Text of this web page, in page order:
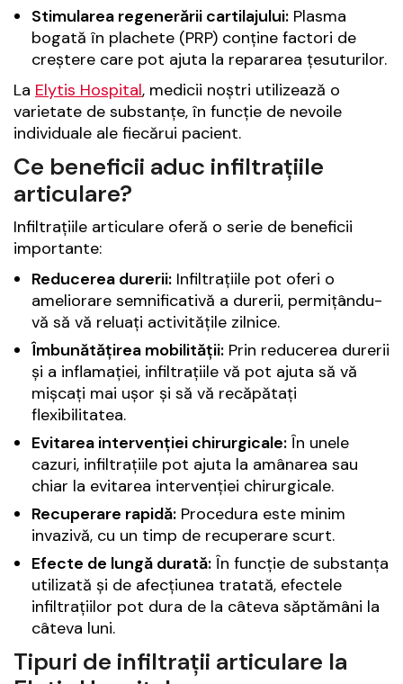
Stimularea regenerării cartilajului: Plasma
bogată în plachete (PRP) conține factori de
creștere care pot ajuta la repararea țesuturilor.
La Elytis Hospital, medicii noștri utilizează o
varietate de substanțe, în funcție de nevoile
individuale ale fiecărui pacient.
Ce beneficii aduc infiltrațiile
articulare?
Infiltrațiile articulare oferă o serie de beneficii
importante:
Reducerea durerii: Infiltrațiile pot oferi o
ameliorare semnificativă a durerii, permițându-
vă să vă reluați activitățile zilnice.
Îmbunătățirea mobilității: Prin reducerea durerii
și a inflamației, infiltrațiile vă pot ajuta să vă
mișcați mai ușor și să vă recăpătați
flexibilitatea.
Evitarea intervenției chirurgicale: În unele
cazuri, infiltrațiile pot ajuta la amânarea sau
chiar la evitarea intervenției chirurgicale.
Recuperare rapidă: Procedura este minim
invazivă, cu un timp de recuperare scurt.
Efecte de lungă durată: În funcție de substanța
utilizată și de afecțiunea tratată, efectele
infiltrațiilor pot dura de la câteva săptămâni la
câteva luni.
Tipuri de infiltrații articulare la